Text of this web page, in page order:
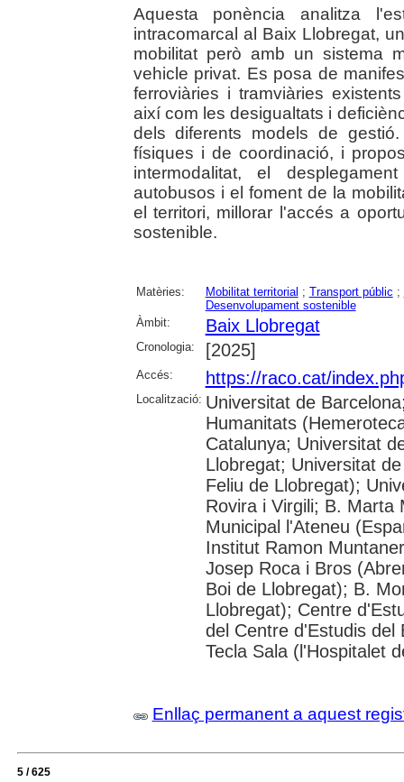
Aquesta ponència analitza
intracomarcal al Baix Llobregat,
mobilitat però amb un sistema
vehicle privat. Es posa de
ferroviàries i tramviàries
així com les desigualtats i
dels diferents models de
físiques i de coordinació, i
intermodalitat, el
autobusos i el foment de la
el territori, millorar l'accés a
sostenible.
Matèries: Mobilitat territorial ; Transport públic ;
Desenvolupament sostenible
Àmbit:
Baix Llobregat
Cronologia: [2025]
Accés: https://raco.cat/
Localització: Universitat de
Humanitats
Catalunya; Universitat
Llobregat; Universitat
Feliu de Llobregat);
Rovira i Virgili; B. Marta
Municipal l'Ateneu
Institut Ramon
Josep Roca i Bros
Boi de Llobregat); B.
Llobregat); Centre
del Centre d'Estudis del
Tecla Sala (l'Hospitalet
Enllaç permanent a aquest
5 / 625